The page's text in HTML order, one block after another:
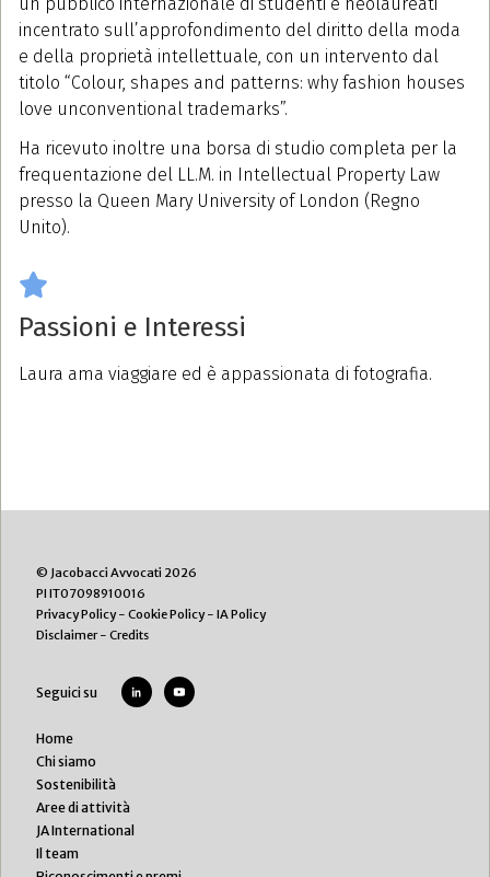
un pubblico internazionale di studenti e neolaureati
incentrato sull’approfondimento del diritto della moda
e della proprietà intellettuale, con un intervento dal
titolo “Colour, shapes and patterns: why fashion houses
love unconventional trademarks”.
Ha ricevuto inoltre una borsa di studio completa per la
frequentazione del LL.M. in Intellectual Property Law
presso la Queen Mary University of London (Regno
Unito).
Passioni e Interessi
Laura ama viaggiare ed è appassionata di fotografia.
© Jacobacci Avvocati 2026
PI IT07098910016
Privacy Policy- Cookie Policy- IA Policy
Disclaimer- Credits
Seguici su
Home
Chi siamo
Sostenibilità
Aree di attività
JA International
Il team